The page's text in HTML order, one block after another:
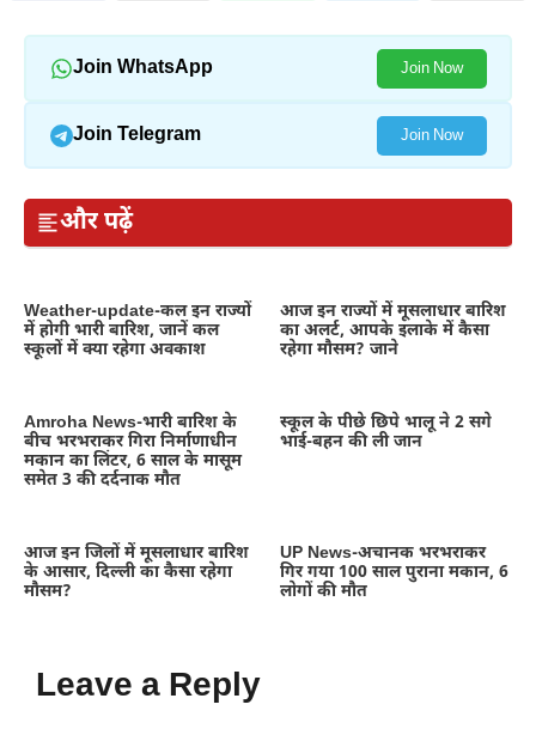
Join WhatsApp Join Now
Join Telegram Join Now
और पढ़ें
Weather-update-कल इन राज्यों
में होगी भारी बारिश, जानें कल
स्कूलों में क्या रहेगा अवकाश
आज इन राज्यों में मूसलाधार बारिश
का अलर्ट, आपके इलाके में कैसा
रहेगा मौसम? जाने
Amroha News-भारी बारिश के
बीच भरभराकर गिरा निर्माणाधीन
मकान का लिंटर, 6 साल के मासूम
समेत 3 की दर्दनाक मौत
स्कूल के पीछे छिपे भालू ने 2 सगे
भाई-बहन की ली जान
आज इन जिलों में मूसलाधार बारिश
के आसार, दिल्ली का कैसा रहेगा
मौसम?
UP News-अचानक भरभराकर
गिर गया 100 साल पुराना मकान, 6
लोगों की मौत
Leave a Reply